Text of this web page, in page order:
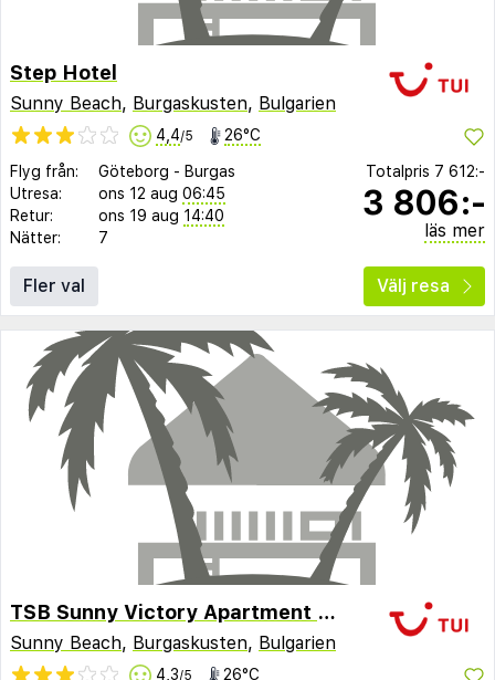
Step Hotel
Sunny Beach, Burgaskusten, Bulgarien
4,4/5 26°C
Flyg från: Göteborg - Burgas
Utresa:
ons 12 aug 06:45
Retur:
ons 19 aug 14:40
Nätter:
7
Totalpris 7 612:-
3 806:-
läs mer
Fler val Välj resa
TSB Sunny Victory Apartment Hotel
Sunny Beach, Burgaskusten, Bulgarien
4,3/5 26°C